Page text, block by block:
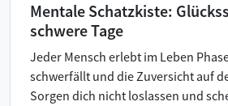
Mentale Schatzkiste:
schwere Tage
Jeder Mensch erlebt im Leben
schwerfällt und die Zuversicht auf
Sorgen dich nicht loslassen und